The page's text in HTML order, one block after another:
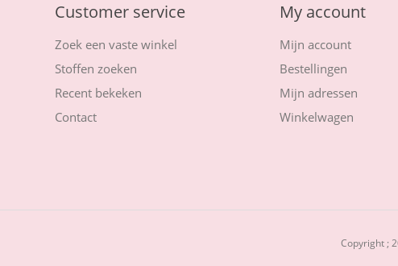
Customer service
Zoek een vaste winkel
Stoffen zoeken
Recent bekeken
Contact
My account
Mijn account
Bestellingen
Mijn adressen
Winkelwagen
Copyright ;